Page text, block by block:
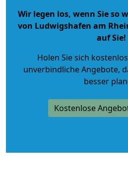
Wir legen los, wenn Sie so
von Ludwigshafen am
auf Sie!
Holen Sie sich
unverbindliche Angebote,
besser
Kostenlose